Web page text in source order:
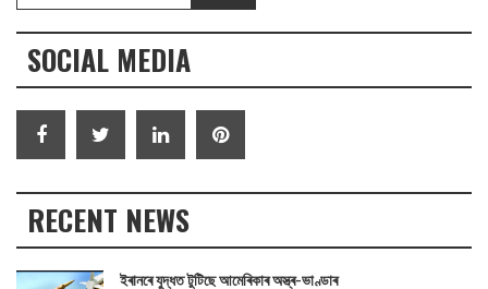
SOCIAL MEDIA
RECENT NEWS
ইৰানৰে যুদ্ধত টুটিছে আমেৰিকাৰ অস্ত্ৰ-ভাণ্ডাৰ